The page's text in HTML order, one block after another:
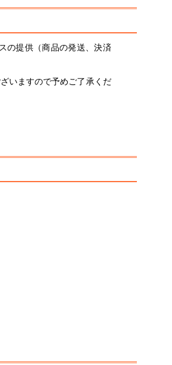
の提供（商品の発送、決済
いますので予めご了承くだ